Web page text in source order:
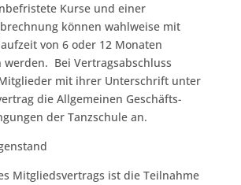
Kurse und einer
können wahlweise mit
von 6 oder 12 Monaten
werden. Bei Vertragsabschluss
mit ihrer Unterschrift unter
die Allgemeinen Geschäfts-
der Tanzschule an.
Mitgliedsvertrags ist die Teilnahme